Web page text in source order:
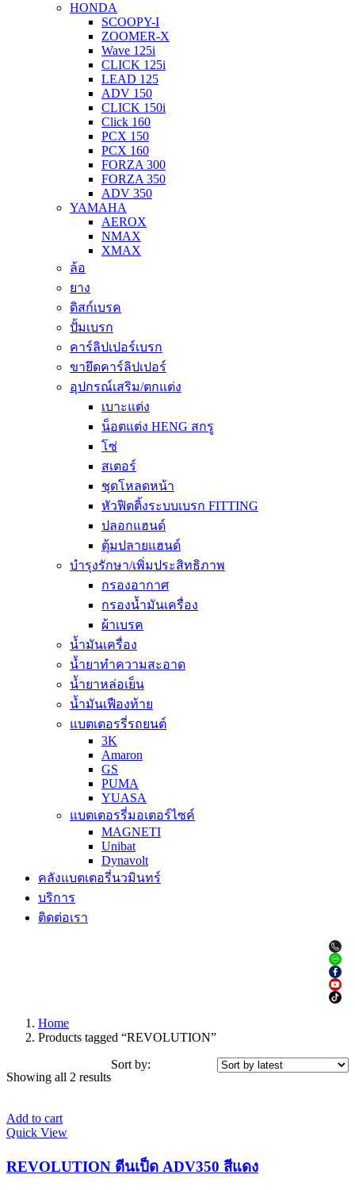
HONDA
SCOOPY-I
ZOOMER-X
Wave 125i
CLICK 125i
LEAD 125
ADV 150
CLICK 150i
Click 160
PCX 150
PCX 160
FORZA 300
FORZA 350
ADV 350
YAMAHA
AEROX
NMAX
XMAX
ล้อ
ยาง
ดิสก์เบรค
ปั้มเบรก
คาร์ลิปเปอร์เบรก
ขายึดคาร์ลิปเปอร์
อุปกรณ์เสริม/ตกแต่ง
เบาะแต่ง
น็อตแต่ง HENG สกรู
โซ่
สเตอร์
ชุดโหลดหน้า
หัวฟิตติ้งระบบเบรก FITTING
ปลอกแฮนด์
ตุ้มปลายแฮนด์
บำรุงรักษา/เพิ่มประสิทธิภาพ
กรองอากาศ
กรองน้ำมันเครื่อง
ผ้าเบรค
น้ำมันเครื่อง
น้ำยาทำความสะอาด
น้ำยาหล่อเย็น
น้ำมันเฟืองท้าย
แบตเตอรรี่รถยนต์
3K
Amaron
GS
PUMA
YUASA
แบตเตอรรี่มอเตอร์ไซค์
MAGNETI
Unibat
Dynavolt
คลังแบตเตอรี่นวมินทร์
บริการ
ติดต่อเรา
Home
Products tagged “REVOLUTION”
Showing all 2 results
Sort by:
Add to cart
Quick View
REVOLUTION ตีนเป็ด ADV350 สีแดง